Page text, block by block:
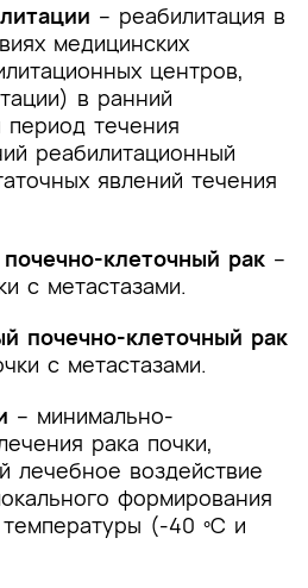
– реабилитация в
медицинских
центров,
в ранний
период течения
реабилитационный
явлений течения
клеточный рак –
с метастазами.
почечно-клеточный рак
с метастазами.
– минимально-
рака почки,
лечебное воздействие
формирования
(-40 ºС и